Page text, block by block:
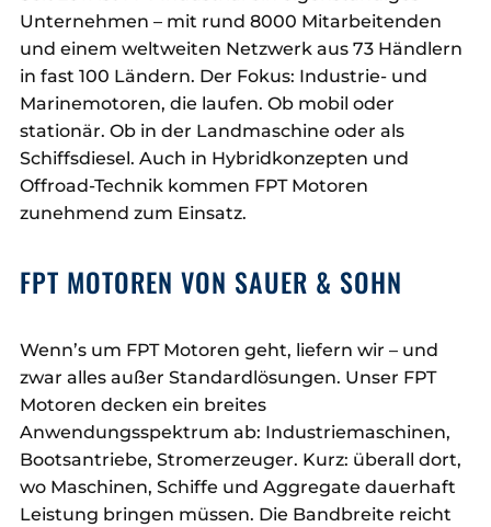
Unternehmen – mit rund 8000 Mitarbeitenden
und einem weltweiten Netzwerk aus 73 Händlern
in fast 100 Ländern. Der Fokus: Industrie- und
Marinemotoren, die laufen. Ob mobil oder
stationär. Ob in der Landmaschine oder als
Schiffsdiesel. Auch in Hybridkonzepten und
Offroad-Technik kommen FPT Motoren
zunehmend zum Einsatz.
FPT MOTOREN VON SAUER & SOHN
Wenn’s um FPT Motoren geht, liefern wir – und
zwar alles außer Standardlösungen. Unser FPT
Motoren decken ein breites
Anwendungsspektrum ab: Industriemaschinen,
Bootsantriebe, Stromerzeuger. Kurz: überall dort,
wo Maschinen, Schiffe und Aggregate dauerhaft
Leistung bringen müssen. Die Bandbreite reicht